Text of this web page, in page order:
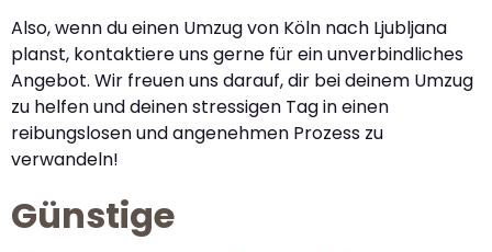
Also, wenn du einen Umzug von Köln nach Ljubljana
planst, kontaktiere uns gerne für ein unverbindliches
Angebot. Wir freuen uns darauf, dir bei deinem Umzug
zu helfen und deinen stressigen Tag in einen
reibungslosen und angenehmen Prozess zu
verwandeln!
Günstige